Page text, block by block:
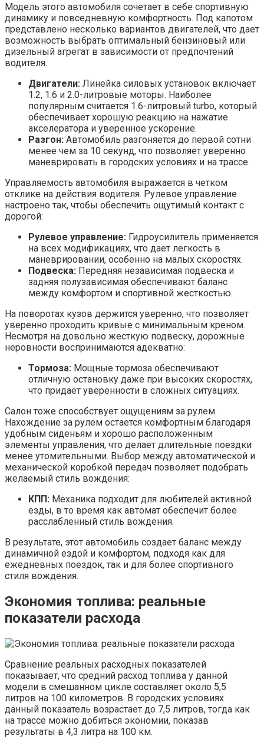
Модель этого автомобиля сочетает в себе спортивную
динамику и повседневную комфортность. Под капотом
представлено несколько вариантов двигателей, что дает
возможность выбрать оптимальный бензиновый или
дизельный агрегат в зависимости от предпочтений
водителя.
Двигатели: Линейка силовых установок включает
1.2, 1.6 и 2.0-литровые моторы. Наиболее
популярным считается 1.6-литровый turbo, который
обеспечивает хорошую реакцию на нажатие
акселератора и уверенное ускорение.
Разгон: Автомобиль разгоняется до первой сотни
менее чем за 10 секунд, что позволяет уверенно
маневрировать в городских условиях и на трассе.
Управляемость автомобиля выражается в четком
отклике на действия водителя. Рулевое управление
настроено так, чтобы обеспечить ощутимый контакт с
дорогой:
Рулевое управление: Гидроусилитель применяется
на всех модификациях, что дает легкость в
маневрировании, особенно на малых скоростях.
Подвеска: Передняя независимая подвеска и
задняя полузависимая обеспечивают баланс
между комфортом и спортивной жесткостью.
На поворотах кузов держится уверенно, что позволяет
уверенно проходить кривые с минимальным креном.
Несмотря на довольно жесткую подвеску, дорожные
неровности воспринимаются адекватно:
Тормоза: Мощные тормоза обеспечивают
отличную остановку даже при высоких скоростях,
что придаёт уверенности в сложных ситуациях.
Салон тоже способствует ощущениям за рулем.
Нахождение за рулем остается комфортным благодаря
удобным сиденьям и хорошо расположенным
элементы управления, что делает длительные поездки
менее утомительными. Выбор между автоматической и
механической коробкой передач позволяет подобрать
желаемый стиль вождения:
КПП: Механика подходит для любителей активной
езды, в то время как автомат обеспечит более
расслабленный стиль вождения.
В результате, этот автомобиль создает баланс между
динамичной ездой и комфортом, подходя как для
ежедневных поездок, так и для более спортивного
стиля вождения.
Экономия топлива: реальные
показатели расхода
Сравнение реальных расходных показателей
показывает, что средний расход топлива у данной
модели в смешанном цикле составляет около 5,5
литров на 100 километров. В городских условиях
данный показатель возрастает до 7,5 литров, тогда как
на трассе можно добиться экономии, показав
результаты в 4,3 литра на 100 км.